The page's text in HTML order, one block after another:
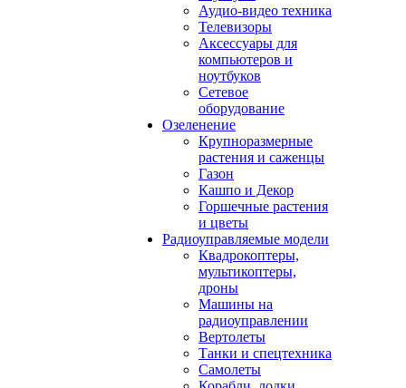
Аудио-видео техника
Телевизоры
Аксессуары для
компьютеров и
ноутбуков
Сетевое
оборудование
Озеленение
Крупноразмерные
растения и саженцы
Газон
Кашпо и Декор
Горшечные растения
и цветы
Радиоуправляемые модели
Квадрокоптеры,
мультикоптеры,
дроны
Машины на
радиоуправлении
Вертолеты
Танки и спецтехника
Самолеты